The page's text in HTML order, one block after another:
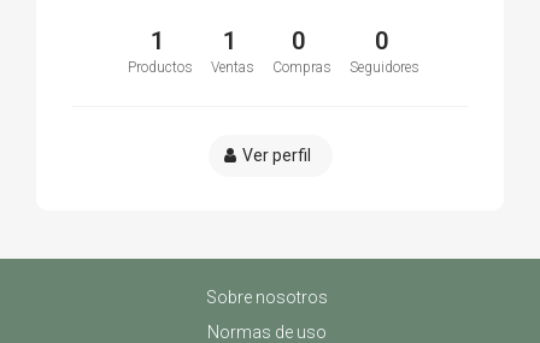
1
Productos
1
Ventas
0
Compras
0
Seguidores
Ver perfil
Sobre nosotros
Normas de uso